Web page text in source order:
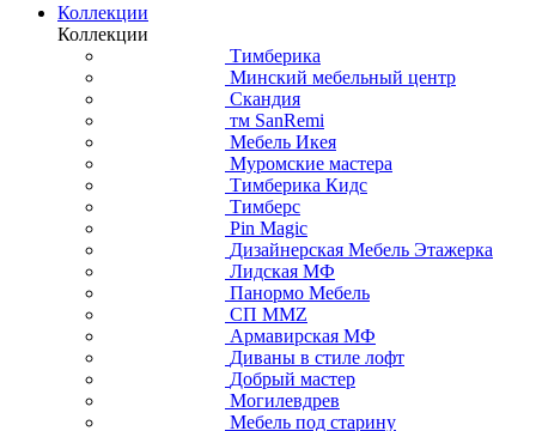
Коллекции
Коллекции
Тимберика
Минский мебельный центр
Скандия
тм SanRemi
Мебель Икея
Муромские мастера
Тимберика Кидс
Тимберс
Pin Magic
Дизайнерская Мебель Этажерка
Лидская МФ
Панормо Мебель
СП ММZ
Армавирская МФ
Диваны в стиле лофт
Добрый мастер
Могилевдрев
Мебель под старину